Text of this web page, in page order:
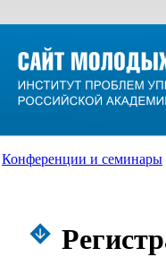
Конференции и семинары